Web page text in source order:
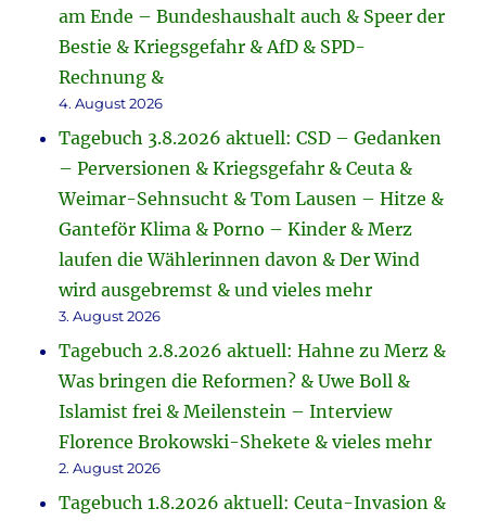
am Ende – Bundeshaushalt auch & Speer der
Bestie & Kriegsgefahr & AfD & SPD-
Rechnung &
4. August 2026
Tagebuch 3.8.2026 aktuell: CSD – Gedanken
– Perversionen & Kriegsgefahr & Ceuta &
Weimar-Sehnsucht & Tom Lausen – Hitze &
Ganteför Klima & Porno – Kinder & Merz
laufen die Wählerinnen davon & Der Wind
wird ausgebremst & und vieles mehr
3. August 2026
Tagebuch 2.8.2026 aktuell: Hahne zu Merz &
Was bringen die Reformen? & Uwe Boll &
Islamist frei & Meilenstein – Interview
Florence Brokowski-Shekete & vieles mehr
2. August 2026
Tagebuch 1.8.2026 aktuell: Ceuta-Invasion &